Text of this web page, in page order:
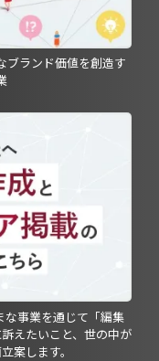
ブランド価値を創造す
な事業を通じて「編集
えたいこと、世の中が
案します。